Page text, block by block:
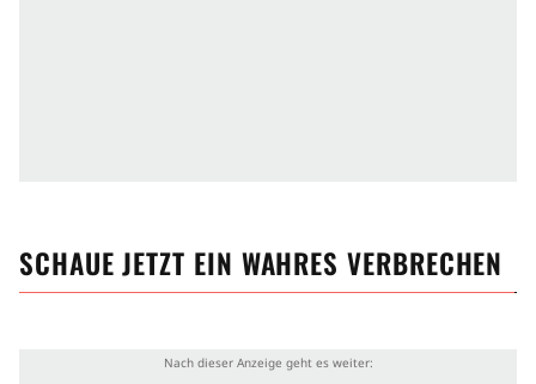
SCHAUE JETZT EIN WAHRES VERBRECHEN